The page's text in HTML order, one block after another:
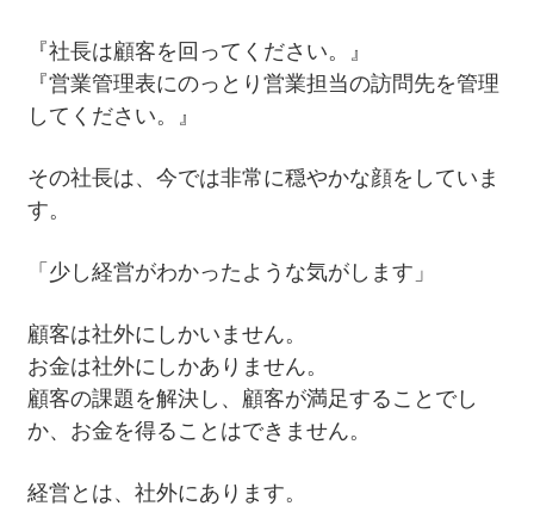
『社長は顧客を回ってください。』
『営業管理表にのっとり営業担当の訪問先を管理
してください。』
その社長は、今では非常に穏やかな顔をしていま
す。
「少し経営がわかったような気がします」
顧客は社外にしかいません。
お金は社外にしかありません。
顧客の課題を解決し、顧客が満足することでし
か、お金を得ることはできません。
経営とは、社外にあります。